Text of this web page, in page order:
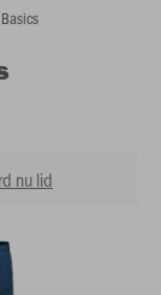
nu lid